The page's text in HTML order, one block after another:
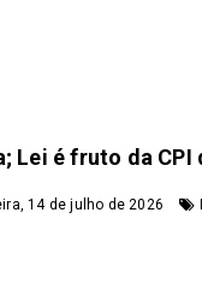
Lei é fruto da
14 de julho de 2026